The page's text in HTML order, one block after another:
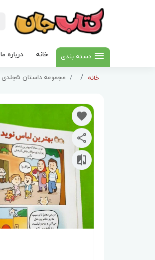
دسته بندی خانه درباره ما
خانه مجموعه داستان 5جلدی نوید و ندا